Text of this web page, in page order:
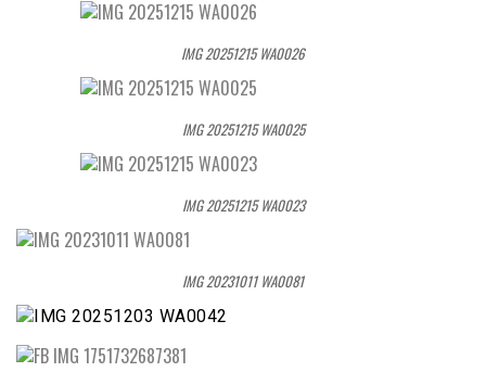
IMG 20251215 WA0026
IMG 20251215 WA0025
IMG 20251215 WA0023
IMG 20231011 WA0081